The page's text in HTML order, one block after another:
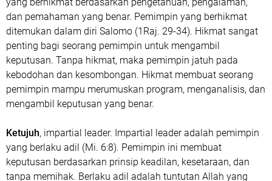
dan pemahaman yang benar. Pemimpin yang berhikmat
ditemukan dalam diri Salomo (1Raj. 29-34). Hikmat sangat
penting bagi seorang pemimpin untuk mengambil
keputusan. Tanpa hikmat, maka pemimpin jatuh pada
kebodohan dan kesombongan. Hikmat membuat seorang
pemimpin mampu merumuskan program, menganalisis, dan
mengambil keputusan yang benar.
Ketujuh, impartial leader. Impartial leader adalah pemimpin
yang berlaku adil (Mi. 6:8). Pemimpin ini membuat
keputusan berdasarkan prinsip keadilan, kesetaraan, dan
tanpa memihak. Berlaku adil adalah tuntutan Allah yang